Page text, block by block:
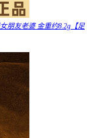
朋友老婆 金重约8.2g【足